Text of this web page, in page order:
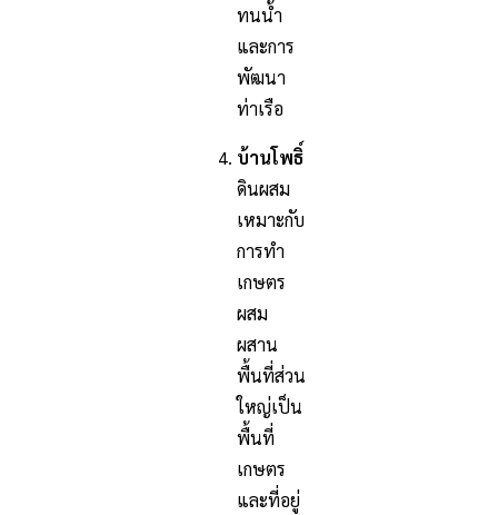
ทนน้ำ
และการ
พัฒนา
ท่าเรือ
บ้านโพธิ์
ดินผสม
เหมาะกับ
การทำ
เกษตร
ผสม
ผสาน
พื้นที่ส่วน
ใหญ่เป็น
พื้นที่
เกษตร
และที่อยู่